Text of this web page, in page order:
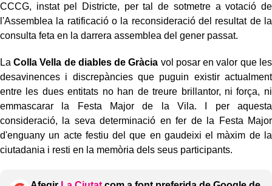
CCCG, instat pel Districte, per tal de sotmetre a votació de
l'Assemblea la ratificació o la reconsideració del resultat de la
consulta feta en la darrera assemblea del gener passat.
LaColla Vella de diables de Gràcia vol posar en valor que les
desavinences i discrepàncies que puguin existir actualment
entre les dues entitats no han de treure brillantor, ni força, ni
emmascarar la Festa Major de la Vila. I per aquesta
consideració, la seva determinació en fer de la Festa Major
d'enguany un acte festiu del que en gaudeixi el màxim de la
ciutadania i resti en la memòria dels seus participants.